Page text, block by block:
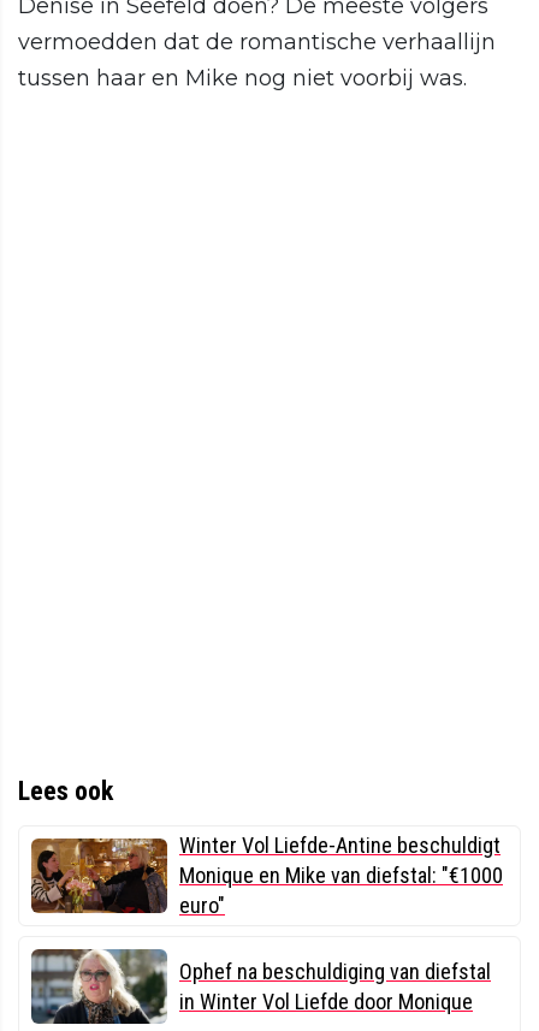
Denise in Seefeld doen? De meeste volgers
vermoedden dat de romantische verhaallijn
tussen haar en Mike nog niet voorbij was.
Lees ook
Winter Vol Liefde-Antine beschuldigt
Monique en Mike van diefstal: "€1000
euro"
Ophef na beschuldiging van diefstal
in Winter Vol Liefde door Monique